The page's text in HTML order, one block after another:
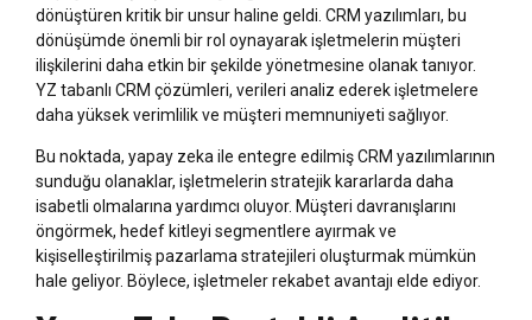
dönüştüren kritik bir unsur haline geldi. CRM yazılımları, bu
dönüşümde önemli bir rol oynayarak işletmelerin müşteri
ilişkilerini daha etkin bir şekilde yönetmesine olanak tanıyor.
YZ tabanlı CRM çözümleri, verileri analiz ederek işletmelere
daha yüksek verimlilik ve müşteri memnuniyeti sağlıyor.
Bu noktada, yapay zeka ile entegre edilmiş CRM yazılımlarının
sunduğu olanaklar, işletmelerin stratejik kararlarda daha
isabetli olmalarına yardımcı oluyor. Müşteri davranışlarını
öngörmek, hedef kitleyi segmentlere ayırmak ve
kişiselleştirilmiş pazarlama stratejileri oluşturmak mümkün
hale geliyor. Böylece, işletmeler rekabet avantajı elde ediyor.